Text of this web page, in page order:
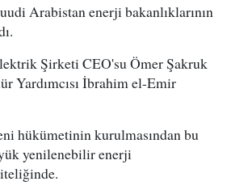
Arabistan enerji bakanlıklarının
Şirketi CEO'su Ömer Şakruk
Yardımcısı İbrahim el-Emir
hükümetinin kurulmasından bu
yenilenebilir enerji